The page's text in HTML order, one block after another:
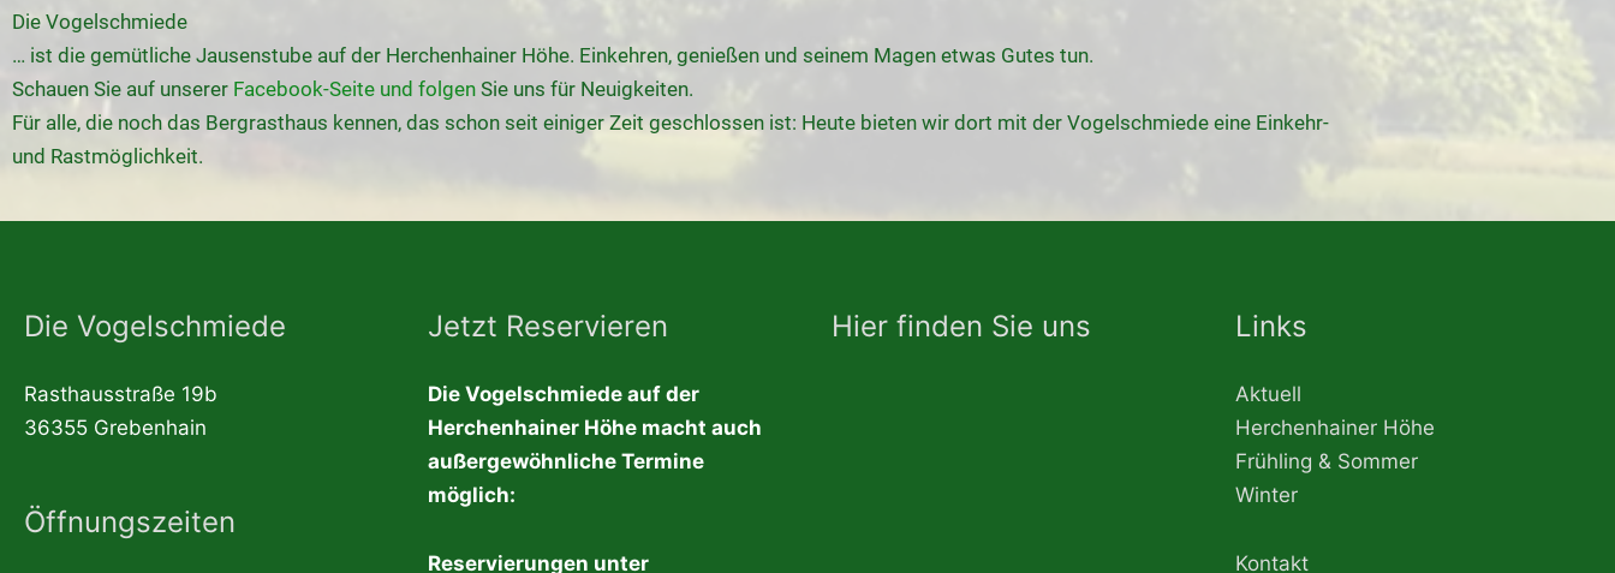
Die Vogelschmiede
… ist die gemütliche Jausenstube auf der Herchenhainer Höhe. Einkehren, genießen und seinem Magen etwas Gutes tun.
Schauen Sie auf unserer Facebook-Seite und folgen Sie uns für Neuigkeiten.
Für alle, die noch das Bergrasthaus kennen, das schon seit einiger Zeit geschlossen ist: Heute bieten wir dort mit der Vogelschmiede eine Einkehr-
und Rastmöglichkeit.
Die Vogelschmiede
Rasthausstraße 19b
36355 Grebenhain
Öffnungszeiten
Jetzt Reservieren
Die Vogelschmiede auf der
Herchenhainer Höhe macht auch
außergewöhnliche Termine
möglich:
Reservierungen unter
Hier finden Sie uns Links
Aktuell
Herchenhainer Höhe
Frühling & Sommer
Winter
Kontakt